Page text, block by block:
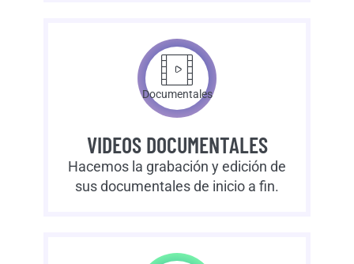
Documentales
VIDEOS DOCUMENTALES
Hacemos la grabación y edición de
sus documentales de inicio a fin.